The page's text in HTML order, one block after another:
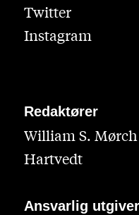
Twitter
Instagram
Redaktører
William S.
Hartvedt
Ansvarlig utgiver